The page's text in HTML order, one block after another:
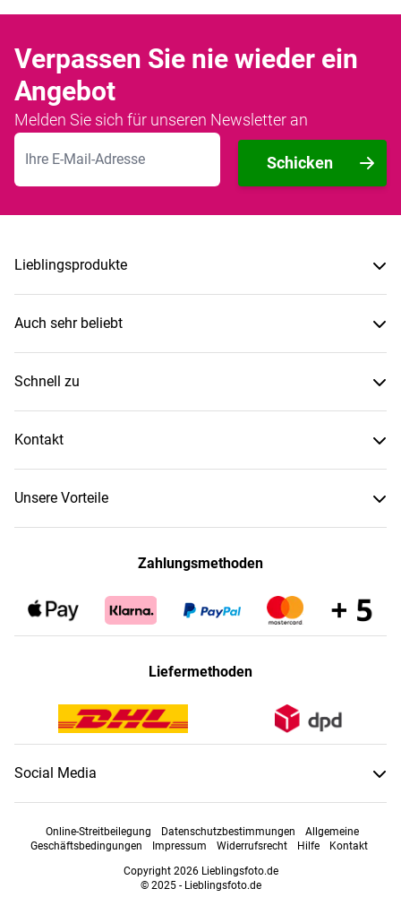
Verpassen Sie nie wieder ein
Angebot
Melden Sie sich für unseren Newsletter an
E-Mailadresse
Schicken
Lieblingsprodukte
Auch sehr beliebt
Schnell zu
Kontakt
Unsere Vorteile
Zahlungsmethoden
Liefermethoden
Social Media
Online-Streitbeilegung Datenschutzbestimmungen
Allgemeine
Geschäftsbedingungen
Impressum Widerrufsrecht Hilfe
Kontakt
Copyright 2026 Lieblingsfoto.de
© 2025 - Lieblingsfoto.de